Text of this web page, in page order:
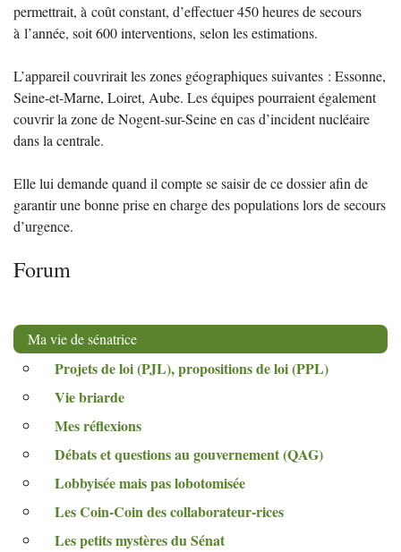
permettrait, à coût constant, d’effectuer 450 heures de secours
à l’année, soit 600 interventions, selon les estimations.
L’appareil couvrirait les zones géographiques suivantes : Essonne,
Seine-et-Marne, Loiret, Aube. Les équipes pourraient également
couvrir la zone de Nogent-sur-Seine en cas d’incident nucléaire
dans la centrale.
Elle lui demande quand il compte se saisir de ce dossier afin de
garantir une bonne prise en charge des populations lors de secours
d’urgence.
Forum
Ma vie de sénatrice
Projets de loi (PJL), propositions de loi (PPL)
Vie briarde
Mes réflexions
Débats et questions au gouvernement (QAG)
Lobbyisée mais pas lobotomisée
Les Coin-Coin des collaborateur-rices
Les petits mystères du Sénat